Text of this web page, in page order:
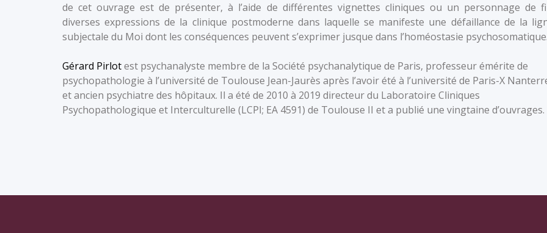
de cet ouvrage est de présenter, à l’aide de différentes vignettes cliniques ou un personnage de
diverses expressions de la clinique postmoderne dans laquelle se manifeste une défaillance de la
subjectale du Moi dont les conséquences peuvent s’exprimer jusque dans l’homéostasie psychosomatique.
Gérard Pirlotest psychanalyste membre de la Société psychanalytique de Paris, professeur émérite de
psychopathologie à l’université de Toulouse Jean-Jaurès après l’avoir été à l’université de Paris-X
et ancien psychiatre des hôpitaux. Il a été de 2010 à 2019 directeur du Laboratoire Cliniques
Psychopathologique et Interculturelle (LCPI; EA 4591) de Toulouse II et a publié une vingtaine d’ouvrages.